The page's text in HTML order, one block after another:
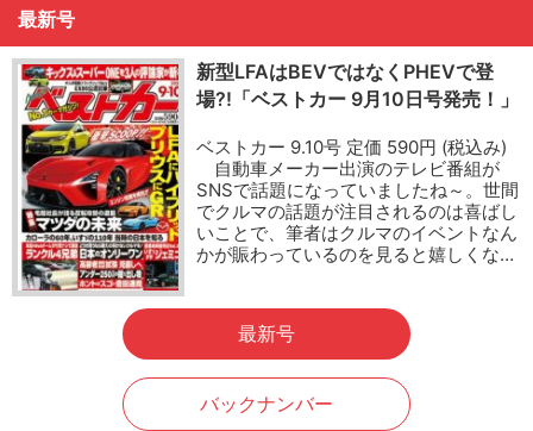
最新号
新型LFAはBEVではなくPHEVで登
場?!「ベストカー 9月10日号発売！」
ベストカー 9.10号 定価 590円 (税込み)
自動車メーカー出演のテレビ番組が
SNSで話題になっていましたね～。世間
でクルマの話題が注目されるのは喜ばし
いことで、筆者はクルマのイベントなん
かが賑わっているのを見ると嬉しくな…
最新号
バックナンバー